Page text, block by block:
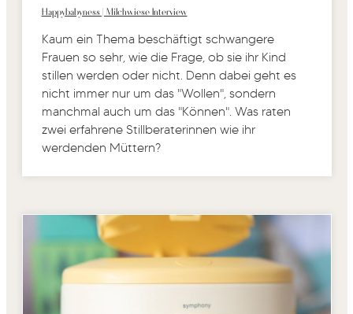
Happybabyness | Milchwiese Interview
Kaum ein Thema beschäftigt schwangere
Frauen so sehr, wie die Frage, ob sie ihr Kind
stillen werden oder nicht. Denn dabei geht es
nicht immer nur um das "Wollen", sondern
manchmal auch um das "Können". Was raten
zwei erfahrene Stillberaterinnen wie ihr
werdenden Müttern?